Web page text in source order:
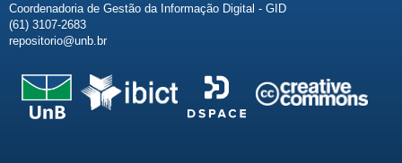
Coordenadoria de Gestão da Informação Digital - GID
(61) 3107-2683
repositorio@unb.br